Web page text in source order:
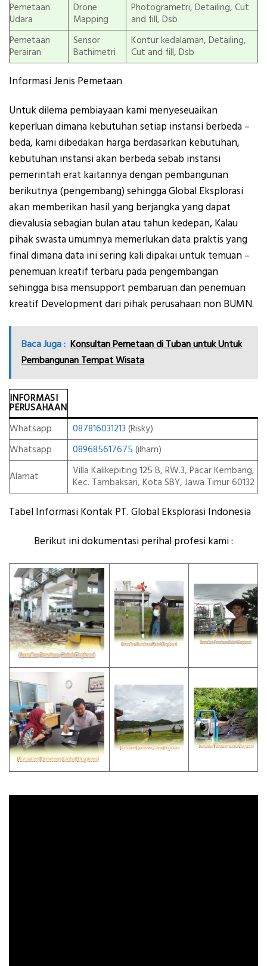
Pemetaan
Udara
Drone
Mapping
Photogrametri, Detailing, Cut
and fill, Dsb
Pemetaan
Perairan
Sensor
Bathimetri
Kontur kedalaman, Detailing,
Cut and fill, Dsb
Informasi Jenis Pemetaan
Untuk dilema pembiayaan kami menyeseuaikan
keperluan dimana kebutuhan setiap instansi berbeda –
beda, kami dibedakan harga berdasarkan kebutuhan,
kebutuhan instansi akan berbeda sebab instansi
pemerintah erat kaitannya dengan pembangunan
berikutnya (pengembang) sehingga Global Eksplorasi
akan memberikan hasil yang berjangka yang dapat
dievalusia sebagian bulan atau tahun kedepan, Kalau
pihak swasta umumnya memerlukan data praktis yang
final dimana data ini sering kali dipakai untuk temuan –
penemuan kreatif terbaru pada pengembangan
sehingga bisa mensupport pembaruan dan penemuan
kreatif Development dari pihak perusahaan non BUMN.
Baca Juga : Konsultan Pemetaan di Tuban untuk Untuk
Pembangunan Tempat Wisata
INFORMASI
PERUSAHAAN
Whatsapp
087816031213 (Risky)
Whatsapp
089685617675 (ilham)
Alamat
Villa Kalikepiting 125 B, RW.3, Pacar Kembang,
Kec. Tambaksari, Kota SBY, Jawa Timur 60132
Tabel Informasi Kontak PT. Global Eksplorasi Indonesia
Berikut ini dokumentasi perihal profesi kami :